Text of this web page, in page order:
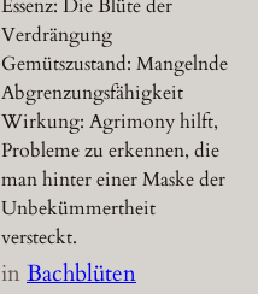
Essenz: Die Blüte der
Verdrängung
Gemütszustand: Mangelnde
Abgrenzungsfähigkeit
Wirkung: Agrimony hilft,
Probleme zu erkennen, die
man hinter einer Maske der
Unbekümmertheit
versteckt.
inBachblüten